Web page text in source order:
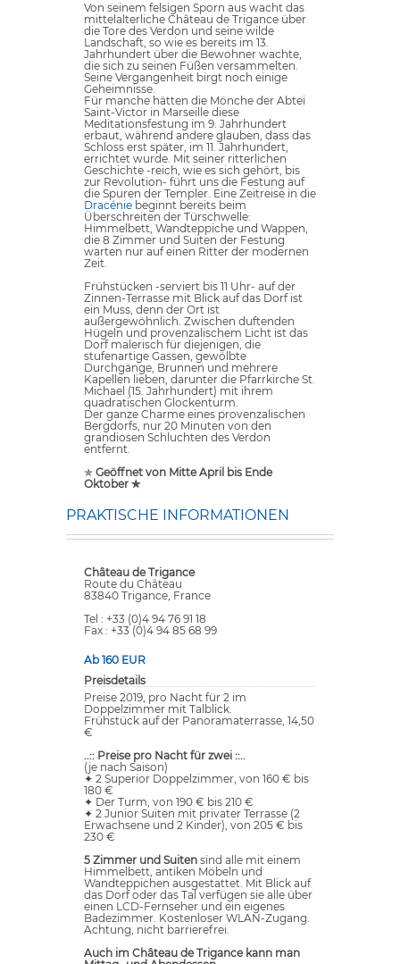
Von seinem felsigen Sporn aus wacht das
mittelalterliche Château de Trigance über
die Tore des Verdon und seine wilde
Landschaft, so wie es bereits im 13.
Jahrhundert über die Bewohner wachte,
die sich zu seinen Füßen versammelten.
Seine Vergangenheit birgt noch einige
Geheimnisse.
Für manche hätten die Mönche der Abtei
Saint-Victor in Marseille diese
Meditationsfestung im 9. Jahrhundert
erbaut, während andere glauben, dass das
Schloss erst später, im 11. Jahrhundert,
errichtet wurde. Mit seiner ritterlichen
Geschichte -reich, wie es sich gehört, bis
zur Revolution- führt uns die Festung auf
die Spuren der Templer. Eine Zeitreise in die
Dracénie beginnt bereits beim
Überschreiten der Türschwelle:
Himmelbett, Wandteppiche und Wappen,
die 8 Zimmer und Suiten der Festung
warten nur auf einen Ritter der modernen
Zeit.
Frühstücken -serviert bis 11 Uhr- auf der
Zinnen-Terrasse mit Blick auf das Dorf ist
ein Muss, denn der Ort ist
außergewöhnlich. Zwischen duftenden
Hügeln und provenzalischem Licht ist das
Dorf malerisch für diejenigen, die
stufenartige Gassen, gewölbte
Durchgänge, Brunnen und mehrere
Kapellen lieben, darunter die Pfarrkirche St.
Michael (15. Jahrhundert) mit ihrem
quadratischen Glockenturm.
Der ganze Charme eines provenzalischen
Bergdorfs, nur 20 Minuten von den
grandiosen Schluchten des Verdon
entfernt.
✯ Geöffnet von Mitte April bis Ende
Oktober ✯
PRAKTISCHE INFORMATIONEN
Château de Trigance
Route du Château
83840 Trigance, France
Tel : +33 (0)4 94 76 91 18
Fax : +33 (0)4 94 85 68 99
Ab 160 EUR
Preisdetails
Preise 2019, pro Nacht für 2 im
Doppelzimmer mit Talblick.
Frühstück auf der Panoramaterrasse, 14,50
€
..:: Preise pro Nacht für zwei ::..
(je nach Saison)
✦ 2 Superior Doppelzimmer, von 160 € bis
180 €
✦ Der Turm, von 190 € bis 210 €
✦ 2 Junior Suiten mit privater Terrasse (2
Erwachsene und 2 Kinder), von 205 € bis
230 €
5 Zimmer und Suiten sind alle mit einem
Himmelbett, antiken Möbeln und
Wandteppichen ausgestattet. Mit Blick auf
das Dorf oder das Tal verfügen sie alle über
einen LCD-Fernseher und ein eigenes
Badezimmer. Kostenloser WLAN-Zugang.
Achtung, nicht barrierefrei.
Auch im Château de Trigance kann man